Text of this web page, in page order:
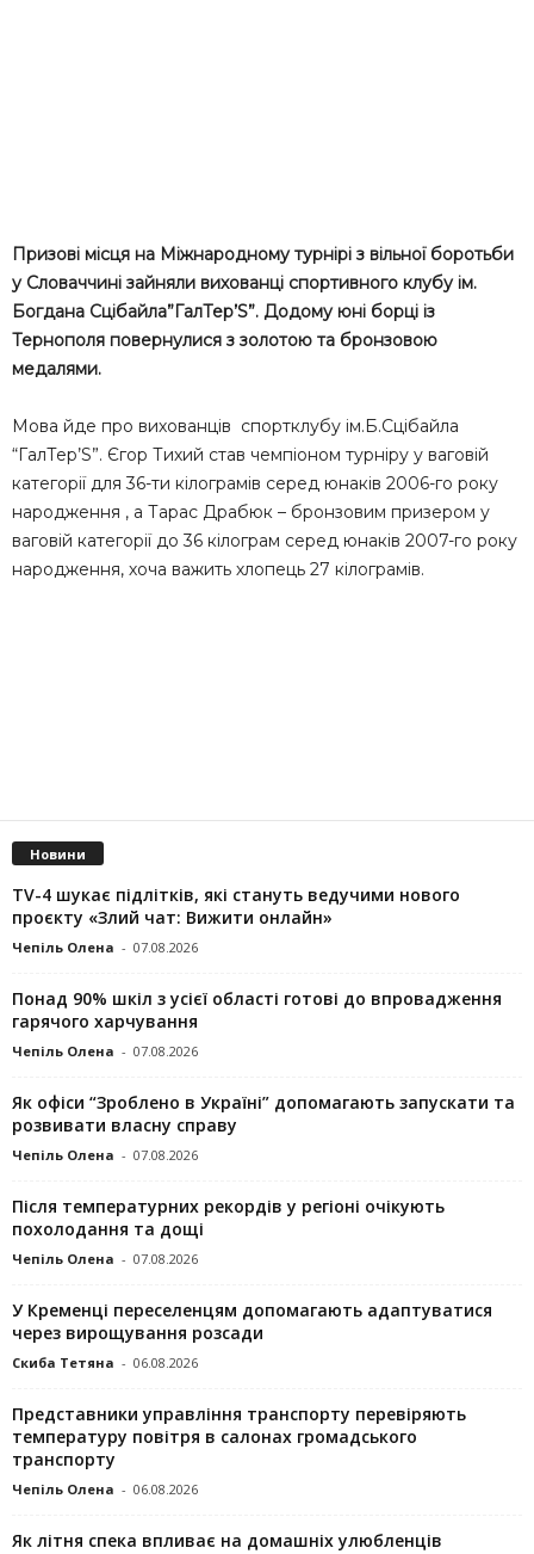
Призові місця на Міжнародному турнірі з вільної боротьби
у Словаччині зайняли вихованці спортивного клубу ім.
Богдана Сцібайла”ГалТер’S”. Додому юні борці із
Тернополя повернулися з золотою та бронзовою
медалями.
Мова йде про вихованців спортклубу ім.Б.Сцібайла
“ГалТер’S”. Єгор Тихий став чемпіоном турніру у ваговій
категорії для 36-ти кілограмів серед юнаків 2006-го року
народження , а Тарас Драбюк – бронзовим призером у
ваговій категорії до 36 кілограм серед юнаків 2007-го року
народження, хоча важить хлопець 27 кілограмів.
Новини
TV-4 шукає підлітків, які стануть ведучими нового
проєкту «Злий чат: Вижити онлайн»
Чепіль Олена - 07.08.2026
Понад 90% шкіл з усієї області готові до впровадження
гарячого харчування
Чепіль Олена - 07.08.2026
Як офіси “Зроблено в Україні” допомагають запускaти та
розвивати власну справу
Чепіль Олена - 07.08.2026
Після температурних рекордів у регіоні очікують
похолодання та дощі
Чепіль Олена - 07.08.2026
У Кременці переселенцям допомагають адаптуватися
через вирощування розсади
Скиба Тетяна - 06.08.2026
Представники управління транспорту перевіряють
температуру повітря в салонах громадського
транспорту
Чепіль Олена - 06.08.2026
Як літня спека впливає на домашніх улюбленців